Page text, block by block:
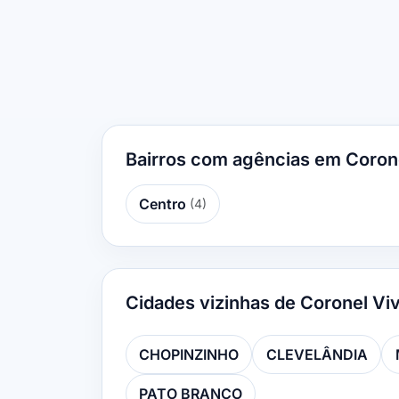
Bairros com agências em
Centro (4)
Cidades vizinhas de Coronel
CHOPINZINHO CLEVELÂNDIA
PATO BRANCO